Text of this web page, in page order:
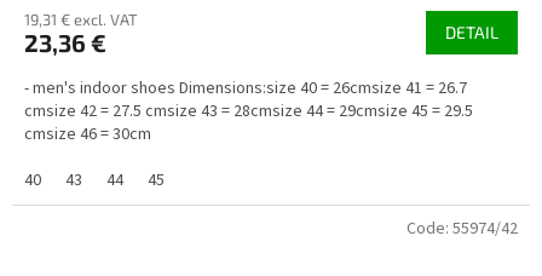
19,31 € excl. VAT
23,36 € DETAIL
- men's indoor shoes Dimensions:size 40 = 26cmsize 41 = 26.7
cmsize 42 = 27.5 cmsize 43 = 28cmsize 44 = 29cmsize 45 = 29.5
cmsize 46 = 30cm
40
43 44 45
Code: 55974/42